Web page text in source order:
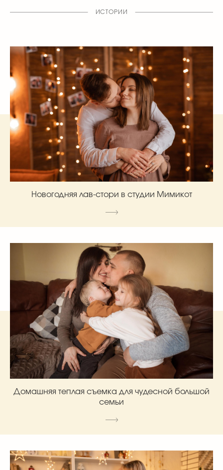
ИСТОРИИ
Новогодняя лав-стори в студии Мимикот
Домашняя теплая съемка для чудесной большой
семьи